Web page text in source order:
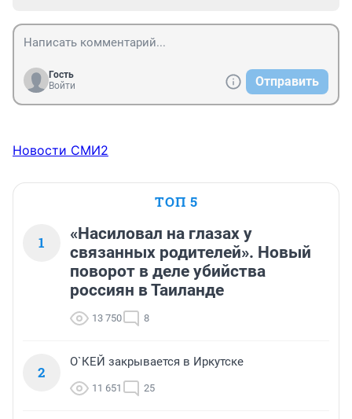
Гость
Войти
Отправить
Новости СМИ2
ТОП 5
1
«Насиловал на глазах у
связанных родителей». Новый
поворот в деле убийства
россиян в Таиланде
13 750 8
2
О`КЕЙ закрывается в Иркутске
11 651 25